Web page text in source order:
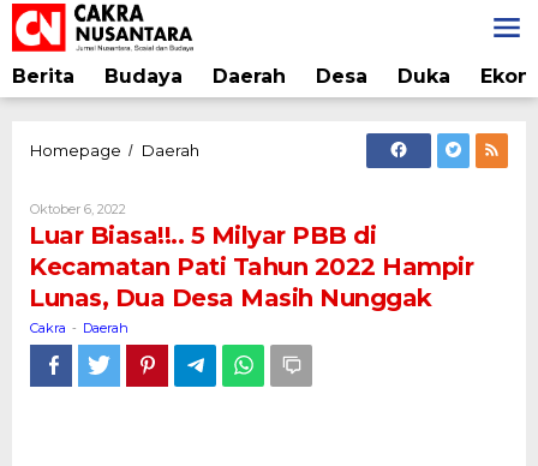
Lewati
ke
konten
Berita Budaya Daerah Desa Duka
Homepage / Daerah
Milyar
PBB
di
Kecamatan
Tahun
2022
Hampir
Oktober 6, 2022
Cakra
Luar Biasa!!.. 5 Milyar PBB di
Kecamatan Pati Tahun 2022 Hampir
Lunas, Dua Desa Masih Nunggak
Cakra - Daerah